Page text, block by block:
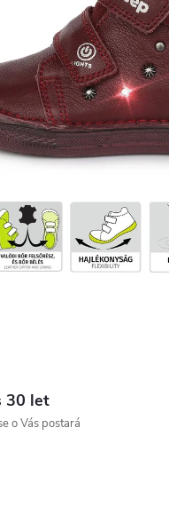
30 let
o Vás postará